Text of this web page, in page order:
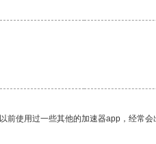
使用过一些其他的加速器app，经常会